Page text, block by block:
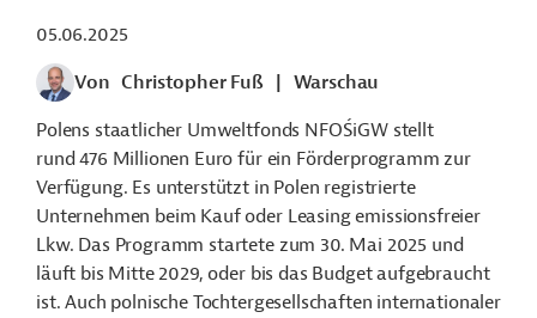
05.06.2025
Von Christopher Fuß
Warschau
Polens staatlicher Umweltfonds NFOŚiGW stellt
rund 476 Millionen Euro für ein Förderprogramm zur
Verfügung. Es unterstützt in Polen registrierte
Unternehmen beim Kauf oder Leasing emissionsfreier
Lkw. Das Programm startete zum 30. Mai 2025 und
läuft bis Mitte 2029, oder bis das Budget aufgebraucht
ist. Auch polnische Tochtergesellschaften internationaler